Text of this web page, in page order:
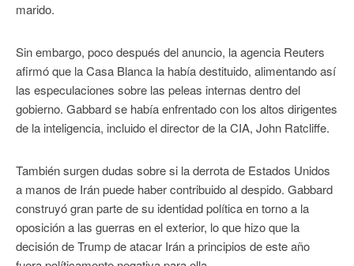
marido.
Sin embargo, poco después del anuncio, la agencia Reuters
afirmó que la Casa Blanca la había destituido, alimentando así
las especulaciones sobre las peleas internas dentro del
gobierno. Gabbard se había enfrentado con los altos dirigentes
de la inteligencia, incluido el director de la CIA, John Ratcliffe.
También surgen dudas sobre si la derrota de Estados Unidos
a manos de Irán puede haber contribuido al despido. Gabbard
construyó gran parte de su identidad política en torno a la
oposición a las guerras en el exterior, lo que hizo que la
decisión de Trump de atacar Irán a principios de este año